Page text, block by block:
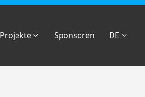
Projekte Sponsoren DE